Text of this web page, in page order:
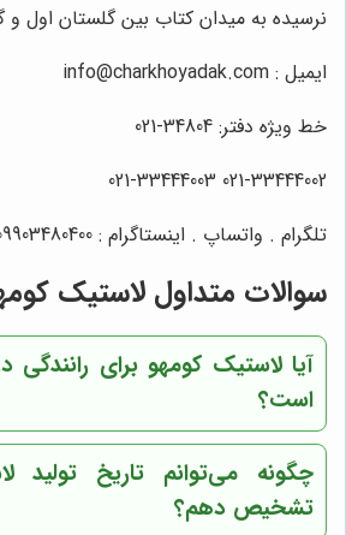
نرسیده به میدان کتاب بین گلستان اول و
ایمیل : info@charkhoyadak.com
خط ویژه دفتر: 34804-021
021-33444002 021-33444003
تلگرام . واتساپ . اینستاگرام : 09903480400
سوالات متداول لاستیک
آیا لاستیک کومهو برای
است؟
چگونه می‌توانم تاریخ تولید
تشخیص دهم؟